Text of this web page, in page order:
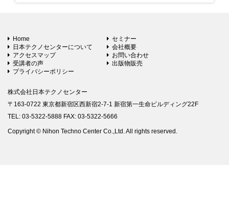
Home
セミナー
日本テクノセンターについて
会社概要
アクセスマップ
お問い合わせ
受講者の声
出版物販売
プライバシーポリシー
株式会社日本テクノセンター
〒163-0722 東京都新宿区西新宿2-7-1 新宿第一生命ビルディング22F
TEL: 03-5322-5888 FAX: 03-5322-5666
Copyright © Nihon Techno Center Co.,Ltd. All rights reserved.